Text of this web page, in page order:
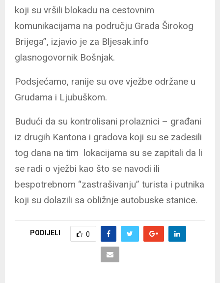
koji su vršili blokadu na cestovnim
komunikacijama na području Grada Širokog
Brijega”, izjavio je za Bljesak.info
glasnogovornik Bošnjak.
Podsjećamo, ranije su ove vježbe održane u
Grudama i Ljubuškom.
Budući da su kontrolisani prolaznici – građani
iz drugih Kantona i gradova koji su se zadesili
tog dana na tim lokacijama su se zapitali da li
se radi o vježbi kao što se navodi ili
bespotrebnom “zastrašivanju” turista i putnika
koji su dolazili sa obližnje autobuske stanice.
PODIJELI 0